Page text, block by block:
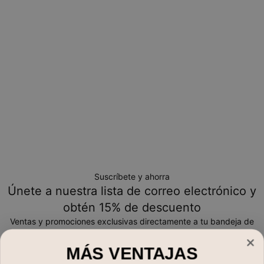
Suscríbete y ahorra
Únete a nuestra lista de correo electrónico y
obtén 15% de descuento
Ventas y promociones exclusivas directamente a tu bandeja de
MÁS VENTAJAS